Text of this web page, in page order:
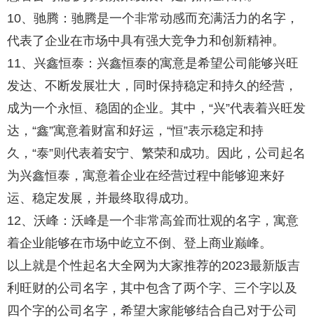
10、驰腾：驰腾是一个非常动感而充满活力的名字，
代表了企业在市场中具有强大竞争力和创新精神。
11、兴鑫恒泰：兴鑫恒泰的寓意是希望公司能够兴旺
发达、不断发展壮大，同时保持稳定和持久的经营，
成为一个永恒、稳固的企业。其中，“兴”代表着兴旺发
达，“鑫”寓意着财富和好运，“恒”表示稳定和持
久，“泰”则代表着安宁、繁荣和成功。因此，公司起名
为兴鑫恒泰，寓意着企业在经营过程中能够迎来好
运、稳定发展，并最终取得成功。
12、沃峰：沃峰是一个非常高耸而壮观的名字，寓意
着企业能够在市场中屹立不倒、登上商业巅峰。
以上就是个性起名大全网为大家推荐的2023最新版吉
利旺财的公司名字，其中包含了两个字、三个字以及
四个字的公司名字，希望大家能够结合自己对于公司